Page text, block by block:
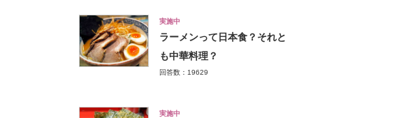
実施中
ラーメンって日本食？それと
も中華料理？
回答数：19629
実施中